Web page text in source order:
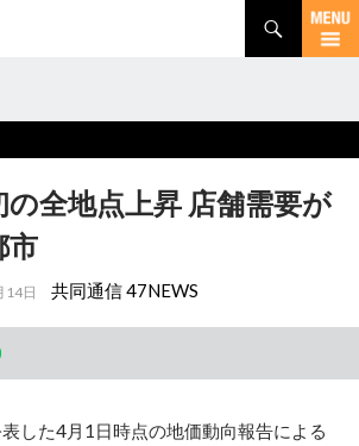
全地点上昇 店舗需要が
市
14日 共同通信 47NEWS
した4月1日時点の地価動向報告による